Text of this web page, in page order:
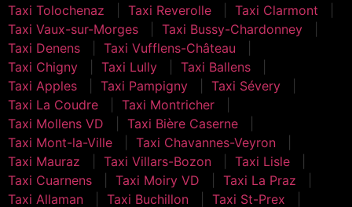
Taxi Tolochenaz
Taxi Reverolle
Taxi Clarmont
Taxi Vaux-sur-Morges
Taxi Bussy-Chardonney
Taxi Denens
Taxi Vufflens-Château
Taxi Chigny
Taxi Lully
Taxi Ballens
Taxi Apples
Taxi Pampigny
Taxi Sévery
Taxi La Coudre
Taxi Montricher
Taxi Mollens VD
Taxi Bière Caserne
Taxi Mont-la-Ville
Taxi Chavannes-Veyron
Taxi Mauraz
Taxi Villars-Bozon
Taxi Lisle
Taxi Cuarnens
Taxi Moiry VD
Taxi La Praz
Taxi Allaman
Taxi Buchillon
Taxi St-Prex